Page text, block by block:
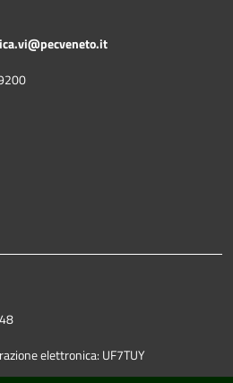
vi@pecveneto.it
elettronica: UF7TUY